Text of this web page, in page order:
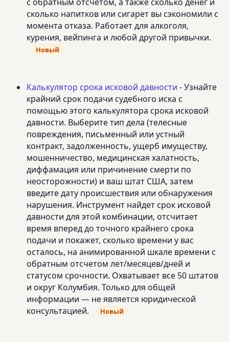
сколько напитков или сигарет вы сэкономили с
момента отказа. Работает для алкоголя,
курения, вейпинга и любой другой привычки.
Новый
Калькулятор срока исковой давности - Узнайте
крайний срок подачи судебного иска с
помощью этого калькулятора срока исковой
давности. Выберите тип дела (телесные
повреждения, письменный или устный
контракт, задолженность, ущерб имуществу,
мошенничество, медицинская халатность,
диффамация или причинение смерти по
неосторожности) и ваш штат США, затем
введите дату происшествия или обнаружения
нарушения. Инструмент найдет срок исковой
давности для этой комбинации, отсчитает
время вперед до точного крайнего срока
подачи и покажет, сколько времени у вас
осталось, на анимированной шкале времени с
обратным отсчетом лет/месяцев/дней и
статусом срочности. Охватывает все 50 штатов
и округ Колумбия. Только для общей
информации — не является юридической
консультацией.
Новый